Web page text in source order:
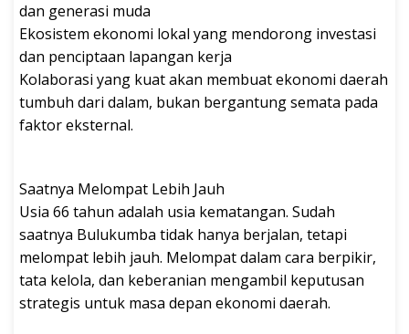
dan generasi muda
Ekosistem ekonomi lokal yang mendorong investasi
dan penciptaan lapangan kerja
Kolaborasi yang kuat akan membuat ekonomi daerah
tumbuh dari dalam, bukan bergantung semata pada
faktor eksternal.
Saatnya Melompat Lebih Jauh
Usia 66 tahun adalah usia kematangan. Sudah
saatnya Bulukumba tidak hanya berjalan, tetapi
melompat lebih jauh. Melompat dalam cara berpikir,
tata kelola, dan keberanian mengambil keputusan
strategis untuk masa depan ekonomi daerah.